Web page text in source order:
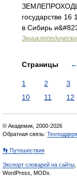
государстве 16
в Сибирь
Страницы ←
1 2 3
10
11 12
© Академик, 2000-2026
Обратная связь:
👣 Путешествия
Экспорт словарей на сайты
WordPress, MODx.